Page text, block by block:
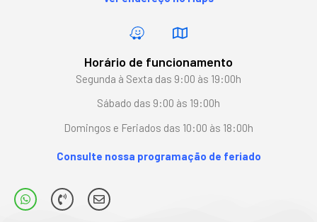
Horário de funcionamento
Segunda à Sexta das 9:00 às 19:00h
Sábado das 9:00 às 19:00h
Domingos e Feriados das 10:00 às 18:00h
Consulte nossa programação de feriado